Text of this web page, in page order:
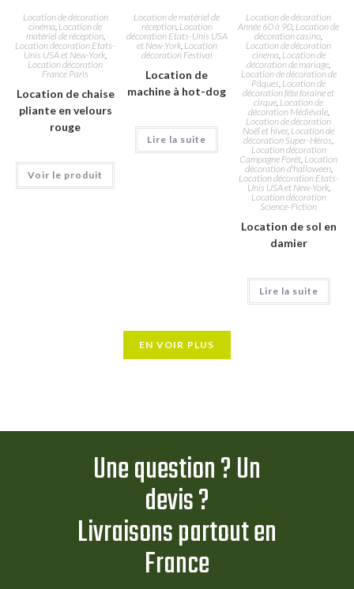
Location de décoration
cinéma Location de
matériel de réception,
Location décoration Etats-
Unis USA et New-York
Location décoration
France Paris
Location de chaise
pliante en velours
rouge
Voir le produit
Location de matériel de
réception, Location
décoration Etats-Unis USA
et New-York, Location
décoration Festival
Location de
machine à hot-dog
Lire la suite
Location de décoration
Année 60 à 90 Location de
décoration casino
Location de décoration
cinéma Location de
décoration de mariage
Location de décoration de
Pâques Location de
décoration fête foraine et
cirque Location de
décoration Médiévale,
Location de décoration
Noël et hiver, Location de
décoration Super-Héros
Location décoration
Campagne Forêt Location
décoration d'halloween,
Location décoration Etats-
Unis USA et New-York,
Location décoration
Science-Fiction
Location de sol en
damier
Lire la suite
EN VOIR PLUS
Une question ? Un
devis ?
Livraisons partout en
France